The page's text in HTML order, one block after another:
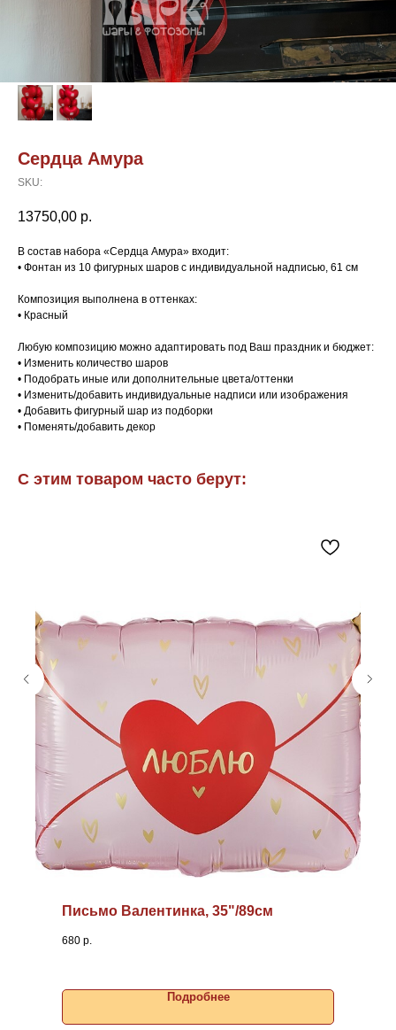
Сердца Амура
SKU:
13750,00 р.
В состав набора «Сердца Амура» входит:
• Фонтан из 10 фигурных шаров с индивидуальной надписью, 61 см
Композиция выполнена в оттенках:
• Красный
Любую композицию можно адаптировать под Ваш праздник и бюджет:
• Изменить количество шаров
• Подобрать иные или дополнительные цвета/оттенки
• Изменить/добавить индивидуальные надписи или изображения
• Добавить фигурный шар из подборки
• Поменять/добавить декор
С этим товаром часто берут:
Письмо Валентинка, 35"/89см
680 р.
Подробнее